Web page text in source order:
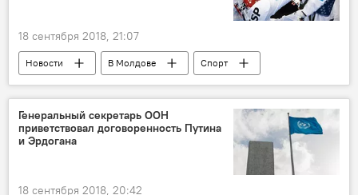
18 сентября 2018, 21:07
Новости В Молдове
Спорт
награды
тхэквондо
Генеральный секретарь ООН
приветствовал договоренность Путина
и Эрдогана
18 сентября 2018, 20:42